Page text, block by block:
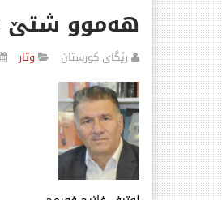
هەموو شتێ‌
رێگای كورستان وتار